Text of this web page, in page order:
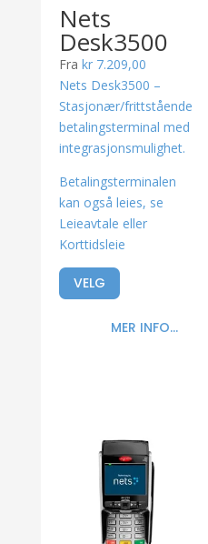
Nets
Desk3500
Fra kr7.209,00
Nets Desk3500 –
Stasjonær/frittstående
betalingsterminal med
integrasjonsmulighet.
Betalingsterminalen
kan også leies, se
Leieavtale eller
Korttidsleie
VELG
MER INFO...